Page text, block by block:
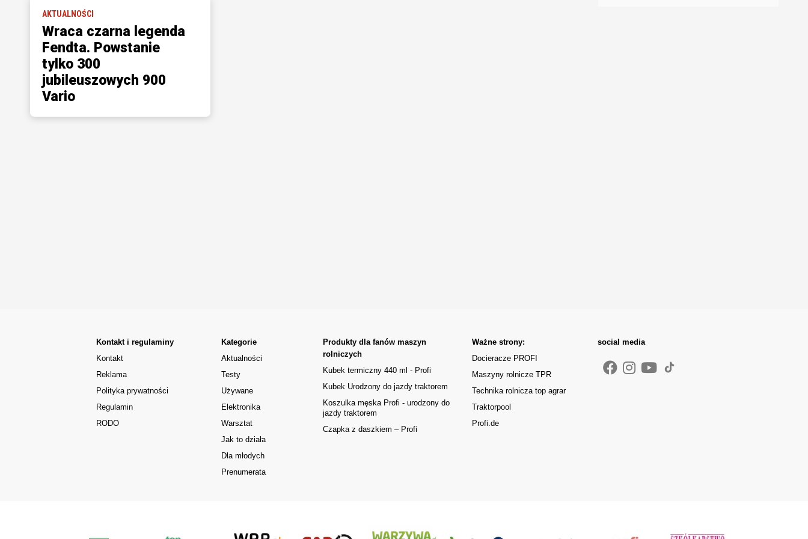
AKTUALNOŚCI
Wraca czarna legenda
Fendta. Powstanie
tylko 300
jubileuszowych 900
Vario
Kontakt i regulaminy
Kontakt
Reklama
Polityka prywatności
Regulamin
RODO
Kategorie
Aktualności
Testy
Używane
Elektronika
Warsztat
Jak to działa
Dla młodych
Prenumerata
Produkty dla fanów maszyn
rolniczych
Kubek termiczny 440 ml - Profi
Kubek Urodzony do jazdy traktorem
Koszulka męska Profi - urodzony do
jazdy traktorem
Czapka z daszkiem – Profi
Ważne strony:
Docieracze PROFI
Maszyny rolnicze TPR
Technika rolnicza top agrar
Traktorpool
Profi.de
social media